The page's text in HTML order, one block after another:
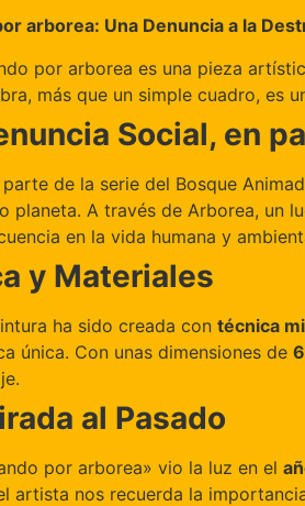
arborea: Una Denuncia a la
por arborea es una pieza
más que un simple cuadro, es
Social, en
de la serie del Bosque
planeta. A través de Arborea, un
en la vida humana y
y Materiales
ha sido creada con técnica
única. Con unas dimensiones de
al Pasado
por arborea» vio la luz en el
artista nos recuerda la